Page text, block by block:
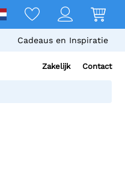
Cadeaus en Inspiratie
Zakelijk Contact